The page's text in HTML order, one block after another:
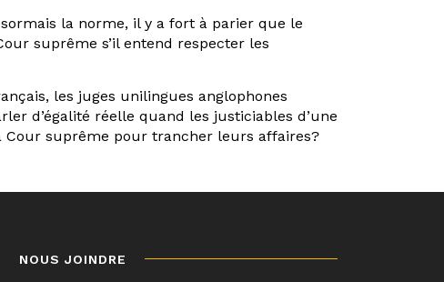
la norme, il y a fort à parier que le
suprême s’il entend respecter les
les juges unilingues anglophones
d’égalité réelle quand les justiciables d’une
Cour suprême pour trancher leurs affaires?
NOUS JOINDRE